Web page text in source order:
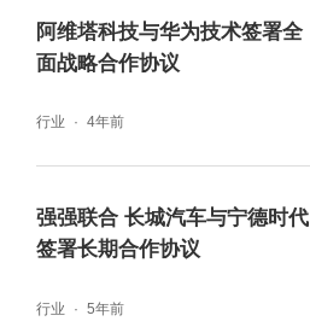
阿维塔科技与华为技术签署全
面战略合作协议
行业 4年前
强强联合 长城汽车与宁德时代
签署长期合作协议
行业 5年前